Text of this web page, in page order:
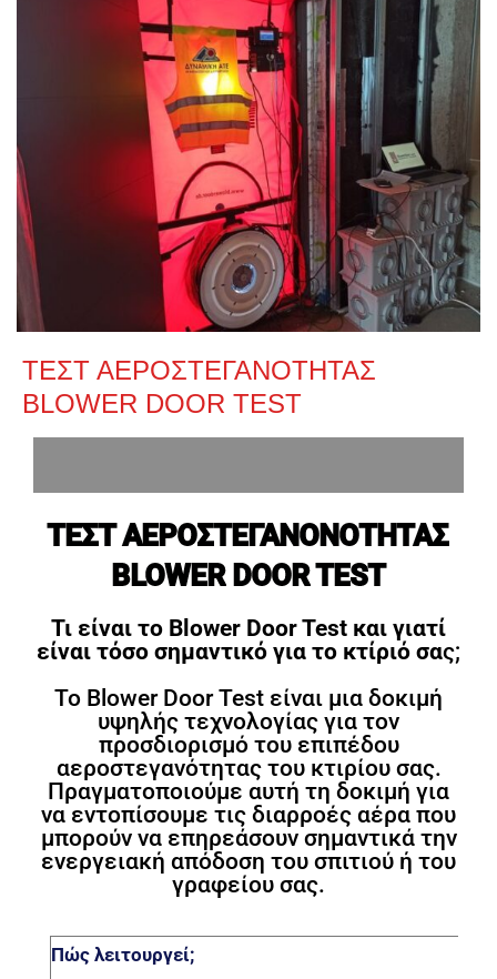
ΤΕΣΤ ΑΕΡΟΣΤΕΓΑΝΟΤΗΤΑΣ
BLOWER DOOR TEST
ΤΕΣΤ ΑΕΡΟΣΤΕΓΑΝΟΝΟΤΗΤΑΣ
BLOWER DOOR TEST
Τι είναι το Blower Door Test και γιατί
είναι τόσο σημαντικό για το κτίριό σας;
Το Blower Door Test είναι μια δοκιμή
υψηλής τεχνολογίας για τον
προσδιορισμό του επιπέδου
αεροστεγανότητας του κτιρίου σας.
Πραγματοποιούμε αυτή τη δοκιμή για
να εντοπίσουμε τις διαρροές αέρα που
μπορούν να επηρεάσουν σημαντικά την
ενεργειακή απόδοση του σπιτιού ή του
γραφείου σας.
Πώς λειτουργεί;